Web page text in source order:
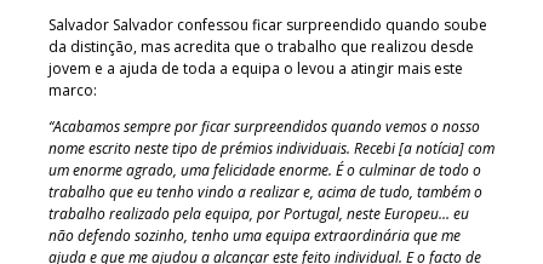
Salvador Salvador confessou ficar surpreendido quando soube
da distinção, mas acredita que o trabalho que realizou desde
jovem e a ajuda de toda a equipa o levou a atingir mais este
marco:
“Acabamos sempre por ficar surpreendidos quando vemos o nosso
nome escrito neste tipo de prémios individuais. Recebi [a notícia] com
um enorme agrado, uma felicidade enorme. É o culminar de todo o
trabalho que eu tenho vindo a realizar e, acima de tudo, também o
trabalho realizado pela equipa, por Portugal, neste Europeu… eu
não defendo sozinho, tenho uma equipa extraordinária que me
ajuda e que me ajudou a alcançar este feito individual. E o facto de